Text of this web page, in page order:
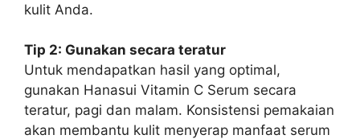
kulit Anda.
Tip 2: Gunakan secara teratur
Untuk mendapatkan hasil yang optimal,
gunakan Hanasui Vitamin C Serum secara
teratur, pagi dan malam. Konsistensi pemakaian
akan membantu kulit menyerap manfaat serum